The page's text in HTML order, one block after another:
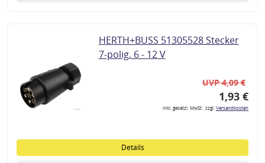
HERTH+BUSS 51305528 Stecker
7-polig, 6 - 12 V
UVP 4,09 €
1,93 €
inkl. gesetzl. MwSt., zzgl.Versandkosten
Details